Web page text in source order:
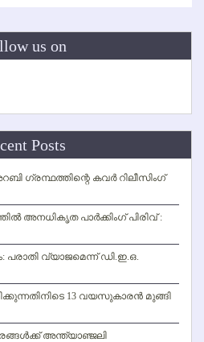
us on
Posts
ഗ്രന്ഥത്തിന്റെ കവര്‍ റിലീസിംഗ്
അനധികൃത പാര്‍ക്കിംഗ് പിരിവ് :
പരാതി വ്യാജമെന്ന് ഡി.ഇ.ഒ.
13 വയസുകാരന്‍ മുങ്ങി
അന്ത്യാഞ്ജലി